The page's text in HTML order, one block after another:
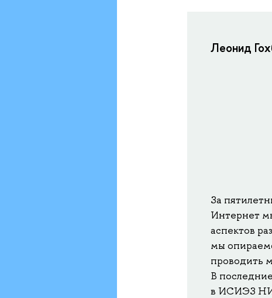
Леонид
За
Интернет
аспектов
мы
проводить
В
в ИСИЭЗ